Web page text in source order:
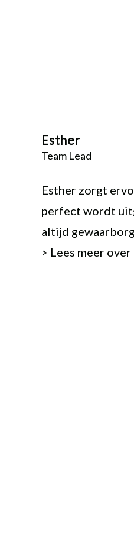
Esther
Team Lead
Esther zorgt
perfect wordt
altijd
> Lees meer